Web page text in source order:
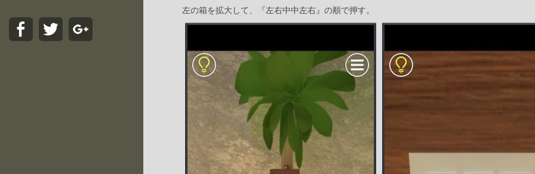
左の箱を拡大して、『左右中中左右』の順で押す。